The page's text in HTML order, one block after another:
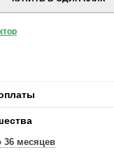
36 месяцев